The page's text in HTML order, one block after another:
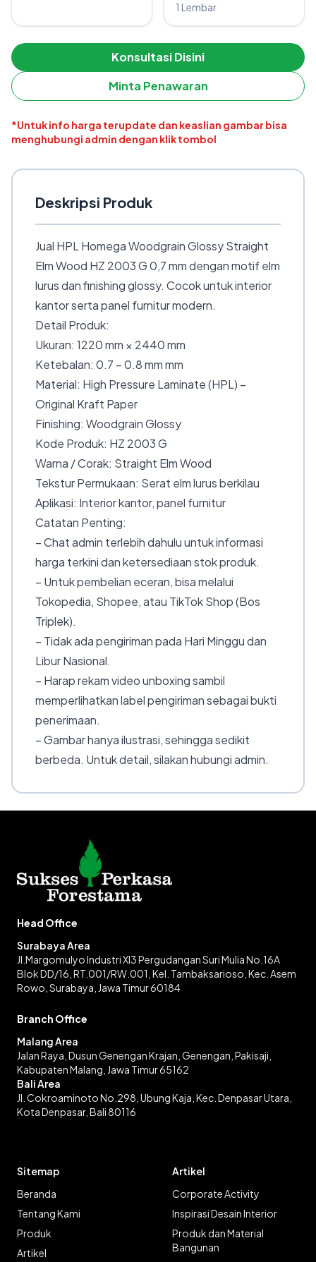
1 Lembar
Konsultasi Disini
Minta Penawaran
*Untuk info harga terupdate dan keaslian gambar bisa
menghubungi admin dengan klik tombol
Deskripsi Produk
Jual HPL Homega Woodgrain Glossy Straight
Elm Wood HZ 2003 G 0,7 mm dengan motif elm
lurus dan finishing glossy. Cocok untuk interior
kantor serta panel furnitur modern.
Detail Produk:
Ukuran: 1220 mm × 2440 mm
Ketebalan: 0.7 – 0.8 mm mm
Material: High Pressure Laminate (HPL) –
Original Kraft Paper
Finishing: Woodgrain Glossy
Kode Produk: HZ 2003 G
Warna / Corak: Straight Elm Wood
Tekstur Permukaan: Serat elm lurus berkilau
Aplikasi: Interior kantor, panel furnitur
Catatan Penting:
– Chat admin terlebih dahulu untuk informasi
harga terkini dan ketersediaan stok produk.
– Untuk pembelian eceran, bisa melalui
Tokopedia, Shopee, atau TikTok Shop (Bos
Triplek).
– Tidak ada pengiriman pada Hari Minggu dan
Libur Nasional.
– Harap rekam video unboxing sambil
memperlihatkan label pengiriman sebagai bukti
penerimaan.
– Gambar hanya ilustrasi, sehingga sedikit
berbeda. Untuk detail, silakan hubungi admin.
Head Office
Surabaya Area
Jl.Margomulyo Industri XI3 Pergudangan Suri Mulia No.16A
Blok DD/16, RT.001/RW.001, Kel. Tambaksarioso, Kec. Asem
Rowo, Surabaya, Jawa Timur 60184
Branch Office
Malang Area
Jalan Raya, Dusun Genengan Krajan, Genengan, Pakisaji,
Kabupaten Malang, Jawa Timur 65162
Bali Area
Jl. Cokroaminoto No.298, Ubung Kaja, Kec. Denpasar Utara,
Kota Denpasar, Bali 80116
Sitemap
Beranda
Tentang Kami
Produk
Artikel
Artikel
Corporate Activity
Inspirasi Desain Interior
Produk dan Material
Bangunan